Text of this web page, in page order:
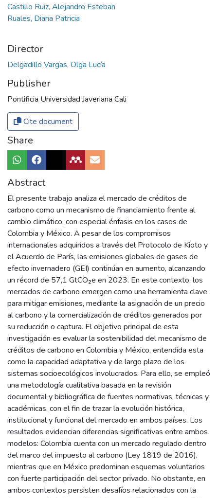
Castillo Ruiz, Alejandro Esteban
Ruales, Diana Patricia
Director
Delgadillo Vargas, Olga Lucía
Publisher
Pontificia Universidad Javeriana Cali
Cite document
Share
Abstract
El presente trabajo analiza el mercado de créditos de
carbono como un mecanismo de financiamiento frente al
cambio climático, con especial énfasis en los casos de
Colombia y México. A pesar de los compromisos
internacionales adquiridos a través del Protocolo de Kioto y
el Acuerdo de París, las emisiones globales de gases de
efecto invernadero (GEI) continúan en aumento, alcanzando
un récord de 57,1 GtCO₂e en 2023. En este contexto, los
mercados de carbono emergen como una herramienta clave
para mitigar emisiones, mediante la asignación de un precio
al carbono y la comercialización de créditos generados por
su reducción o captura. El objetivo principal de esta
investigación es evaluar la sostenibilidad del mecanismo de
créditos de carbono en Colombia y México, entendida esta
como la capacidad adaptativa y de largo plazo de los
sistemas socioecológicos involucrados. Para ello, se empleó
una metodología cualitativa basada en la revisión
documental y bibliográfica de fuentes normativas, técnicas y
académicas, con el fin de trazar la evolución histórica,
institucional y funcional del mercado en ambos países. Los
resultados evidencian diferencias significativas entre ambos
modelos: Colombia cuenta con un mercado regulado dentro
del marco del impuesto al carbono (Ley 1819 de 2016),
mientras que en México predominan esquemas voluntarios
con fuerte participación del sector privado. No obstante, en
ambos contextos persisten desafíos relacionados con la